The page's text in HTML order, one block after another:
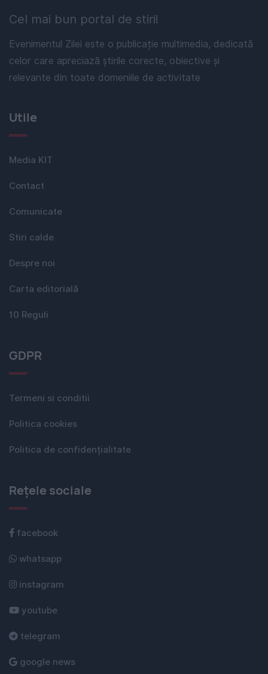
Cel mai bun portal de stiri!
Evenimentul Zilei este o publicație multimedia, dedicată
celor care apreciază știrile corecte, obiective și
relevante din toate domeniile de activitate
Utile
Media KIT
Contact
Comunicate
Stiri calde
Despre noi
Carta editorială
10 Reguli
GDPR
Termeni si conditii
Politica cookies
Politica de confidențialitate
Rețele sociale
facebook
whatsapp
instagram
youtube
telegram
google news